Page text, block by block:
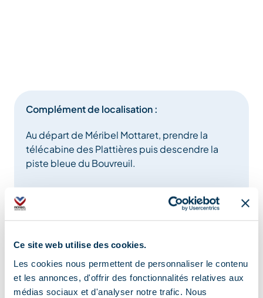
Ce site web utilise des cookies.
Les cookies nous permettent de personnaliser le contenu
et les annonces, d'offrir des fonctionnalités relatives aux
médias sociaux et d'analyser notre trafic. Nous
Complément de localisation :
Au départ de Méribel Mottaret, prendre la
télécabine des Plattières puis descendre la
piste bleue du Bouvreuil.
Information mise à jour le
07/08/2025